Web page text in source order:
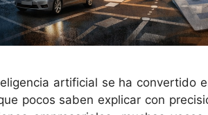
artificial se ha convertido
pocos saben explicar con